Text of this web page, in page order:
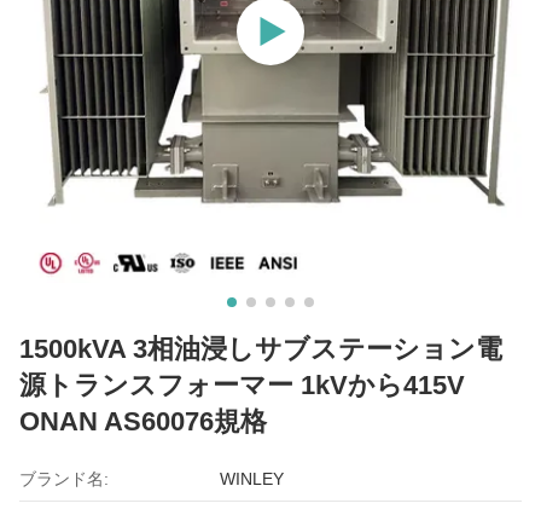
1500kVA 3相油浸しサブステーション電
源トランスフォーマー 1kVから415V
ONAN AS60076規格
ブランド名: WINLEY